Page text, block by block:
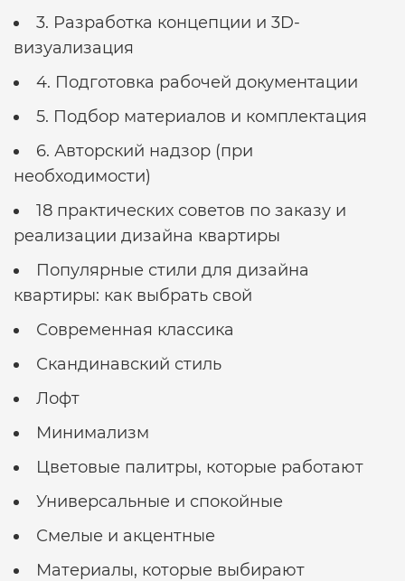
3. Разработка концепции и 3D-
визуализация
4. Подготовка рабочей документации
5. Подбор материалов и комплектация
6. Авторский надзор (при
необходимости)
18 практических советов по заказу и
реализации дизайна квартиры
Популярные стили для дизайна
квартиры: как выбрать свой
Современная классика
Скандинавский стиль
Лофт
Минимализм
Цветовые палитры, которые работают
Универсальные и спокойные
Смелые и акцентные
Материалы, которые выбирают